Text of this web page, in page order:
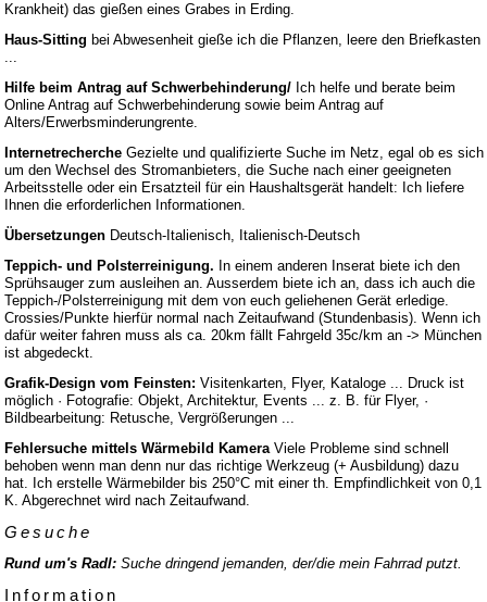
Krankheit) das gießen eines Grabes in Erding.
Haus-Sitting bei Abwesenheit gieße ich die Pflanzen, leere den Briefkasten
Hilfe beim Antrag auf Schwerbehinderung/ Ich helfe und berate beim
Online Antrag auf Schwerbehinderung sowie beim Antrag auf
Alters/Erwerbsminderungrente.
Internetrecherche Gezielte und qualifizierte Suche im Netz, egal ob es sich
um den Wechsel des Stromanbieters, die Suche nach einer geeigneten
Arbeitsstelle oder ein Ersatzteil für ein Haushaltsgerät handelt: Ich liefere
Ihnen die erforderlichen Informationen.
Übersetzungen Deutsch-Italienisch, Italienisch-Deutsch
Teppich- und Polsterreinigung. In einem anderen Inserat biete ich den
Sprühsauger zum ausleihen an. Ausserdem biete ich an, dass ich auch die
Teppich-/Polsterreinigung mit dem von euch geliehenen Gerät erledige.
Crossies/Punkte hierfür normal nach Zeitaufwand (Stundenbasis). Wenn ich
dafür weiter fahren muss als ca. 20km fällt Fahrgeld 35c/km an -> München
ist abgedeckt.
Grafik-Design vom Feinsten: Visitenkarten, Flyer, Kataloge ... Druck ist
möglich · Fotografie: Objekt, Architektur, Events ... z. B. für Flyer, ·
Bildbearbeitung: Retusche, Vergrößerungen ...
Fehlersuche mittels Wärmebild Kamera Viele Probleme sind schnell
behoben wenn man denn nur das richtige Werkzeug (+ Ausbildung) dazu
hat. Ich erstelle Wärmebilder bis 250°C mit einer th. Empfindlichkeit von 0,1
K. Abgerechnet wird nach Zeitaufwand.
Gesuche
Rund um's Radl: Suche dringend jemanden, der/die mein Fahrrad putzt.
Information